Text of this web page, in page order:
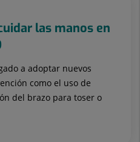
las manos en
a adoptar nuevos
como el uso de
del brazo para toser o